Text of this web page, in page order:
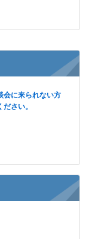
会に来られない方
さい。